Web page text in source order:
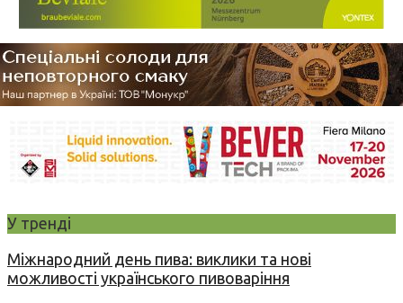
У тренді
Міжнародний день пива: виклики та нові
можливості українського пивоваріння